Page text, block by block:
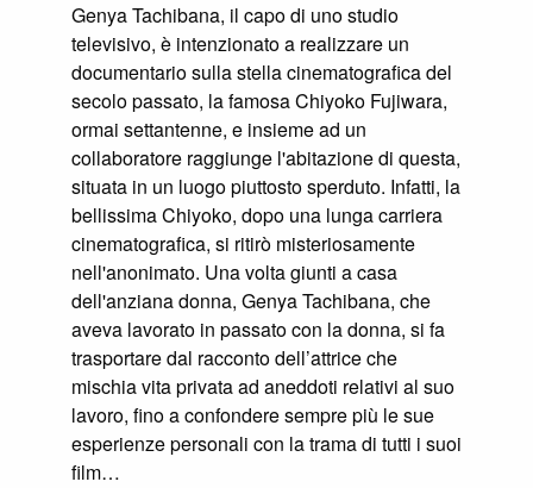
Genya Tachibana, il capo di uno studio
televisivo, è intenzionato a realizzare un
documentario sulla stella cinematografica del
secolo passato, la famosa Chiyoko Fujiwara,
ormai settantenne, e insieme ad un
collaboratore raggiunge l'abitazione di questa,
situata in un luogo piuttosto sperduto. Infatti, la
bellissima Chiyoko, dopo una lunga carriera
cinematografica, si ritirò misteriosamente
nell'anonimato. Una volta giunti a casa
dell'anziana donna, Genya Tachibana, che
aveva lavorato in passato con la donna, si fa
trasportare dal racconto dell’attrice che
mischia vita privata ad aneddoti relativi al suo
lavoro, fino a confondere sempre più le sue
esperienze personali con la trama di tutti i suoi
film…